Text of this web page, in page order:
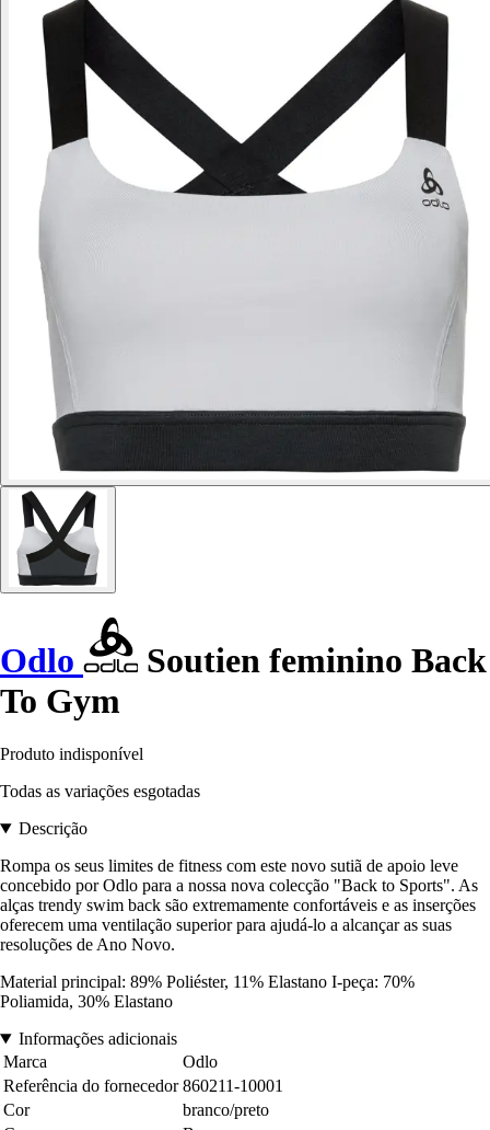
Odlo
Soutien feminino Back
To Gym
Produto indisponível
Todas as variações esgotadas
Descrição
Rompa os seus limites de fitness com este novo sutiã de apoio leve
concebido por Odlo para a nossa nova colecção "Back to Sports". As
alças trendy swim back são extremamente confortáveis e as inserções
oferecem uma ventilação superior para ajudá-lo a alcançar as suas
resoluções de Ano Novo.
Material principal: 89% Poliéster, 11% Elastano I-peça: 70%
Poliamida, 30% Elastano
Informações adicionais
Marca
Odlo
Referência do fornecedor 860211-10001
Cor
branco/preto